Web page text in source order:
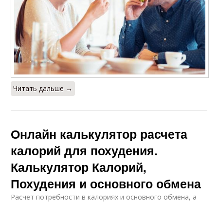
Читать дальше →
Онлайн калькулятор расчета
калорий для похудения.
Калькулятор Калорий,
Похудения и основного обмена
Расчет потребности в калориях и основного обмена, а